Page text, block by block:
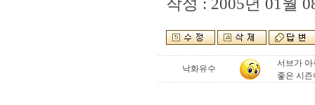
낙화유수
서브가
좋은 시